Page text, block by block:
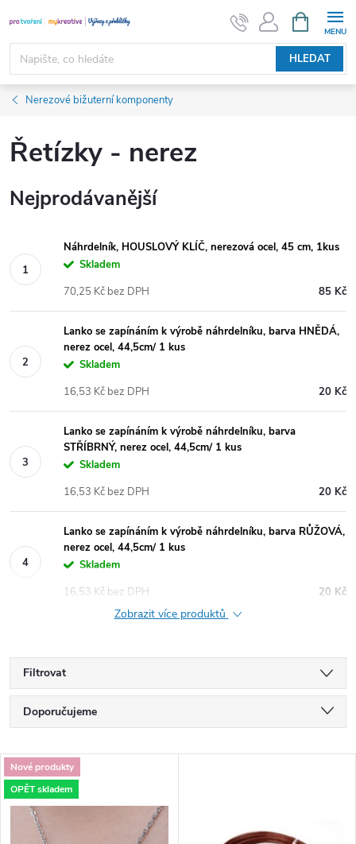
na
obsah
HLEDAT
NÁKUPNÍ
KOŠÍK
Nerezové bižuterní komponenty
Řetízky - nerez
Nejprodávanější
Náhrdelník, HOUSLOVÝ KLÍČ, nerezová ocel, 45 cm, 1kus
Skladem
85 Kč
70,25 Kč bez DPH
Lanko se zapínáním k výrobě náhrdelníku, barva HNĚDÁ,
nerez ocel, 44,5cm/ 1 kus
Skladem
20 Kč
16,53 Kč bez DPH
Lanko se zapínáním k výrobě náhrdelníku, barva
STŘÍBRNÝ, nerez ocel, 44,5cm/ 1 kus
Skladem
20 Kč
16,53 Kč bez DPH
Lanko se zapínáním k výrobě náhrdelníku, barva RŮŽOVÁ,
nerez ocel, 44,5cm/ 1 kus
Skladem
20 Kč
16,53 Kč bez DPH
Zobrazit více produktů
Filtrovat
Ř
a
z
Doporučujeme
Nejdražší
Nejprodávanější
Abecedně
V
ý
Nové produkty
OPĚT skladem